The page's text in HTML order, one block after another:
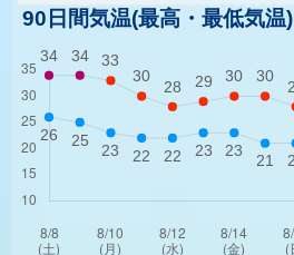
90日間気温(最高・最低気温)